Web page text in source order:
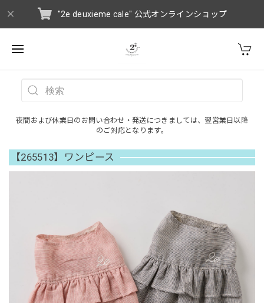
"2e deuxieme cale" 公式オンラインショップ
夜間および休業日のお問い合わせ・発送につきましては、翌営業日以降
のご対応となります。
【265513】ワンピース